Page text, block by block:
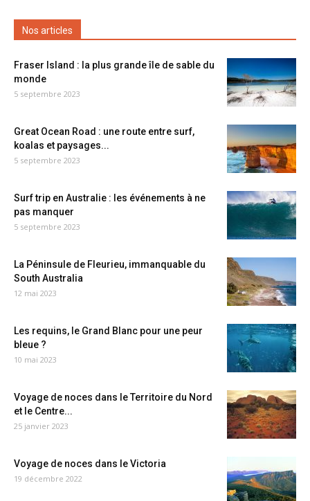
Nos articles
Fraser Island : la plus grande île de sable du
monde
5 septembre 2023
Great Ocean Road : une route entre surf,
koalas et paysages...
5 septembre 2023
Surf trip en Australie : les événements à ne
pas manquer
5 septembre 2023
La Péninsule de Fleurieu, immanquable du
South Australia
12 mai 2023
Les requins, le Grand Blanc pour une peur
bleue ?
10 mai 2023
Voyage de noces dans le Territoire du Nord
et le Centre...
25 janvier 2023
Voyage de noces dans le Victoria
19 décembre 2022